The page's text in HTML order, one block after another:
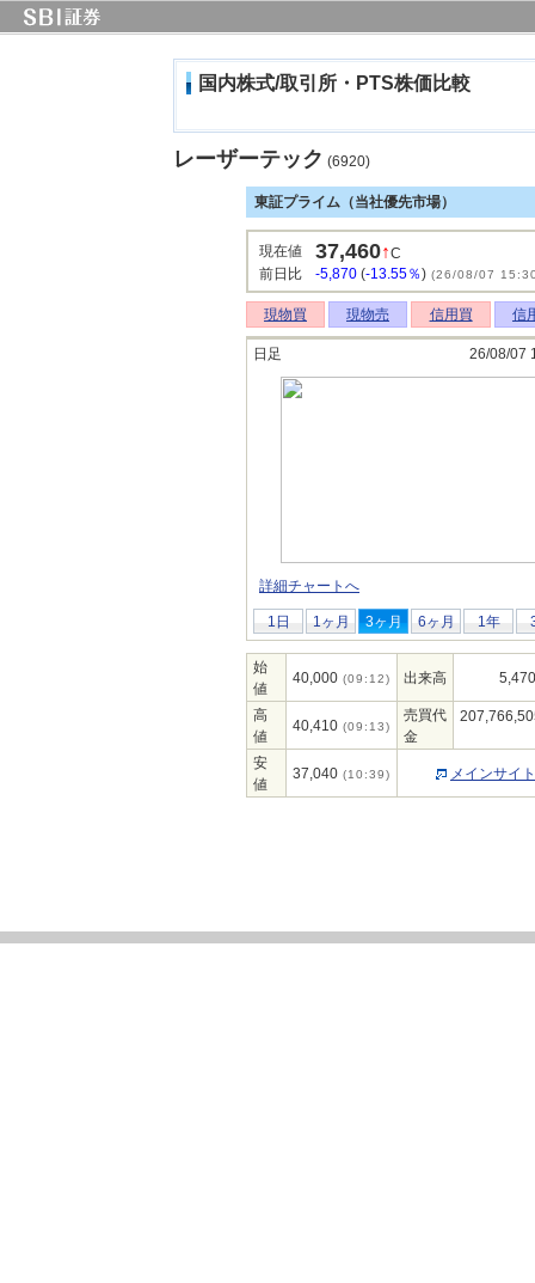
国内株式/取引所・PTS株価比較
レーザーテック (6920)
東証プライム（当社優先市場）
現在値 37,460↑C
前日比
-5,870 (-13.55％) (26/08/07
現物買 現物売 信用買 信
日足 26/08/07
詳細チャートへ
1日 1ヶ月 3ヶ月 6ヶ月 1年
始
値
40,000 (09:12) 出来高
高
値
40,410 (09:13)
売買代
金
安
値
37,040 (10:39) メインサイ